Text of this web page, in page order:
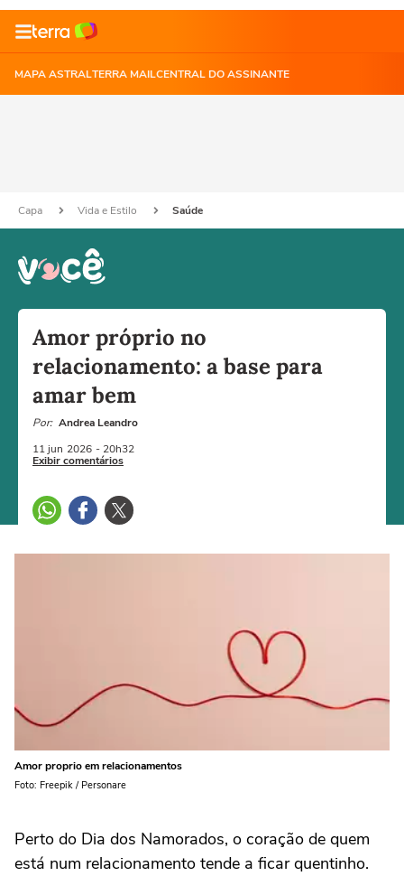
MAPA ASTRALTERRA MAILCENTRAL DO ASSINANTE
Capa Vida e Estilo Saúde
Amor próprio no
relacionamento: a base para
amar bem
Por: Andrea Leandro
11 jun 2026 - 20h32
Exibir comentários
Amor proprio em relacionamentos
Foto: Freepik / Personare
Perto do Dia dos Namorados, o coração de quem
está num relacionamento tende a ficar quentinho.